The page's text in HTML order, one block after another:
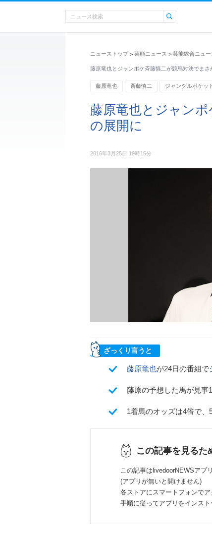
ニューストップ > 芸能ニュース > 芸能総合ニュー
藤原竜也とジャンポケ斉藤慎二が競馬対決でまさ
藤原竜也 斉藤慎二 ジャングルポケット
藤原竜也とジャン
の展開に
2016年3月25日 19時15分
ざっくり言うと
藤原竜也が24日の番組で
藤原の予想した馬が見事
1着馬のオッズは4倍で
この記事を見るた
この記事はlivedoorNEWSアプ
(アプリが無いと開けません)
各ストアにスマートフォンでア
手順に従ってアプリをインスト